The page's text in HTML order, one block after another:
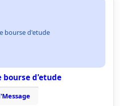
bourse d'etude
bourse d'etude